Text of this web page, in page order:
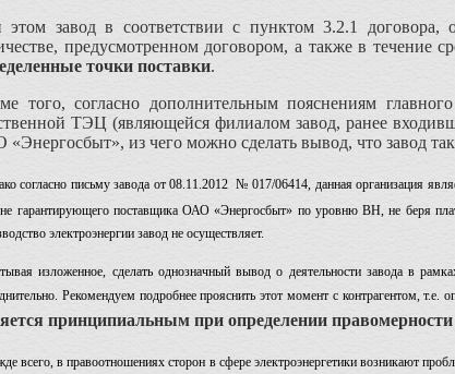
этом завод в соответствии с пунктом 3.2.1 договора,
предусмотренном договором, а также в течение
точки поставки.
того, согласно дополнительным пояснениям
ТЭЦ (являющейся филиалом завод, ранее
из чего можно сделать вывод, что завод
согласно письму завода от 08.11.2012 № 017/06414, данная организация
гарантирующего поставщика ОАО «Энергосбыт» по уровню ВН, не беря
электроэнергии завод не осуществляет.
изложенное, сделать однозначный вывод о деятельности завода в
Рекомендуем подробнее прояснить этот момент с контрагентом, т.е.
принципиальным при определении правомерности
всего, в правоотношениях сторон в сфере электроэнергетики возникают